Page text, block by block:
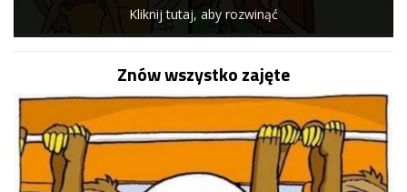
Kliknij tutaj, aby rozwinąć
Znów wszystko zajęte